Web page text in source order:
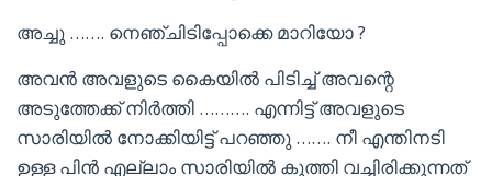
അച്ചു ……. നെഞ്ചിടിപ്പോക്കെ മാറിയോ ?
അവൻ അവളുടെ കൈയിൽ പിടിച്ച് അവന്റെ
അടുത്തേക്ക് നിർത്തി ………. എന്നിട്ട് അവളുടെ
സാരിയിൽ നോക്കിയിട്ട് പറഞ്ഞു ……. നീ എന്തിനടി
ഉള്ള പിൻ എല്ലാം സാരിയിൽ കുത്തി വച്ചിരിക്കുന്നത്